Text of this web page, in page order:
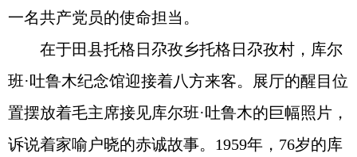
一名共产党员的使命担当。
在于田县托格日尕孜乡托格日尕孜村，库尔
班·吐鲁木纪念馆迎接着八方来客。展厅的醒目位
置摆放着毛主席接见库尔班·吐鲁木的巨幅照片，
诉说着家喻户晓的赤诚故事。1959年，76岁的库